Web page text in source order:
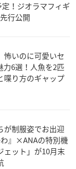
定！ジオラマフィギ
行公開
怖いのに可愛いセ
力6選！人魚を2匹
喋り方のギャップ
が制服姿でお出迎
』×ANAの特別機
ェット」が10月末